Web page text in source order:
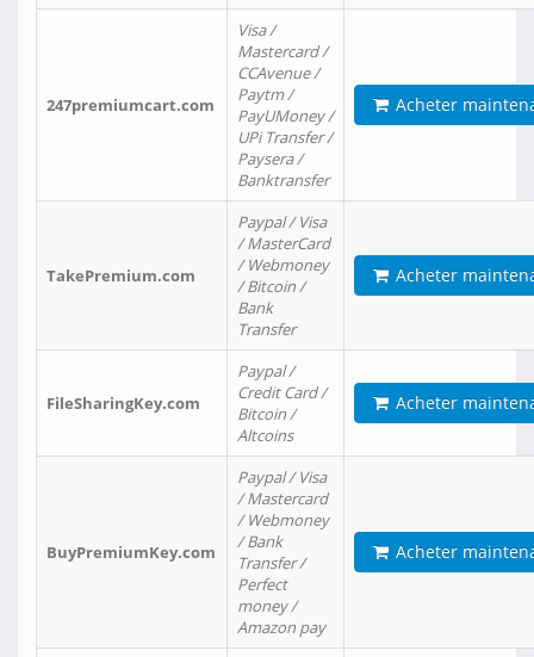
247premiumcart.com
Visa /
Mastercard /
CCAvenue /
Paytm /
PayUMoney /
UPi Transfer /
Paysera /
Banktransfer
Acheter
TakePremium.com
Paypal / Visa
/ MasterCard
/ Webmoney
/ Bitcoin /
Bank
Transfer
Acheter
FileSharingKey.com
Paypal /
Credit Card /
Bitcoin /
Altcoins
Acheter
BuyPremiumKey.com
Paypal / Visa
/ Mastercard
/ Webmoney
/ Bank
Transfer /
Perfect
money /
Amazon pay
Acheter